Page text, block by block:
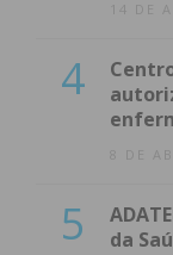
14 DE
4
8 DE
5
da